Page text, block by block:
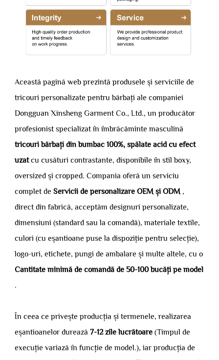
Această pagină web prezintă produsele și serviciile de
tricouri personalizate pentru bărbați ale companiei
Dongguan Xinsheng Garment Co., Ltd., un producător
profesionist specializat în îmbrăcăminte masculină
tricouri bărbați din bumbac 100%, spălate acid cu efect
uzatcu cusături contrastante, disponibile în stil boxy,
oversized și cropped. Compania oferă un serviciu
complet de Servicii de personalizare OEM și ODM ,
direct din fabrică, acceptăm designuri personalizate,
dimensiuni (standard sau la comandă), materiale textile,
culori (cu eșantioane puse la dispoziție pentru selecție),
logo-uri, etichete, pungi de ambalare și multe altele, cu o
Cantitate minimă de comandă de 50-100 bucăți pe model
.
În ceea ce privește producția și termenele, realizarea
eșantioanelor durează 7-12 zile lucrătoare (Timpul de
execuție variază în funcție de model.), iar producția de